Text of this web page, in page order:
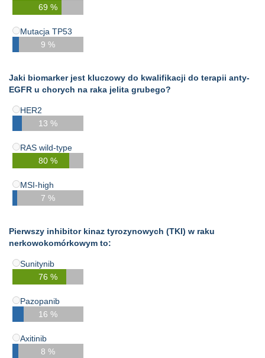
69 %
Mutacja TP53
9 %
Jaki biomarker jest kluczowy do kwalifikacji do terapii anty-
EGFR u chorych na raka jelita grubego?
HER2
13 %
RAS wild-type
80 %
MSI-high
7 %
Pierwszy inhibitor kinaz tyrozynowych (TKI) w raku
nerkowokomórkowym to:
Sunitynib
76 %
Pazopanib
16 %
Axitinib
8 %